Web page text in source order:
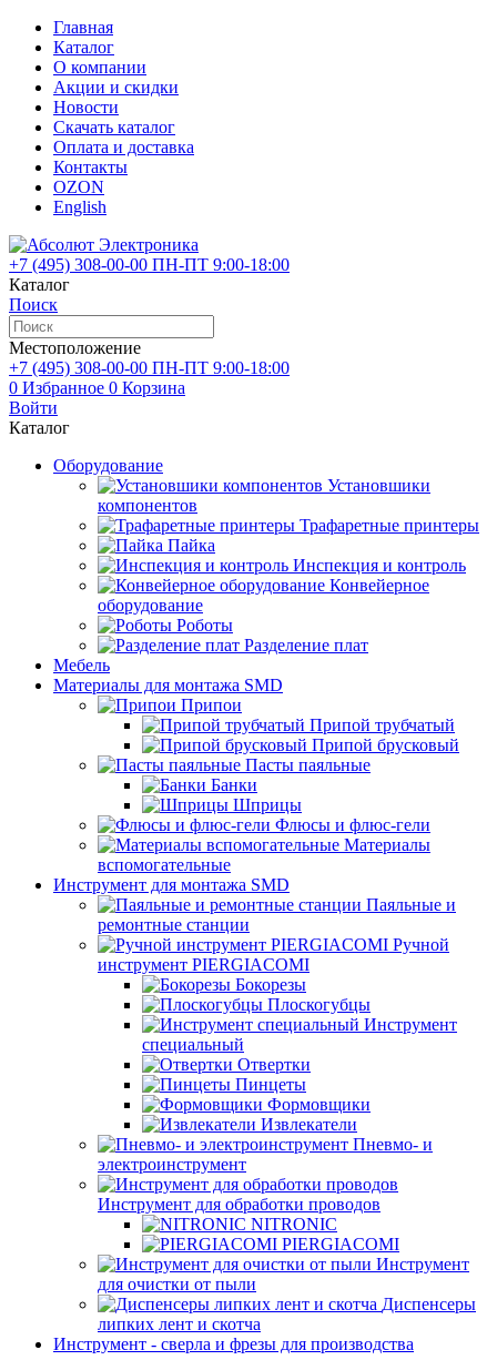
Главная
Каталог
О компании
Акции и скидки
Новости
Скачать каталог
Оплата и доставка
Контакты
OZON
English
+7 (495) 308-00-00 ПН-ПТ 9:00-18:00
Каталог
Поиск
Местоположение
+7 (495) 308-00-00 ПН-ПТ 9:00-18:00
0 Избранное 0 Корзина
Войти
Каталог
Оборудование
Установшики
компонентов
Трафаретные принтеры
Пайка
Инспекция и контроль
Конвейерное
оборудование
Роботы
Разделение плат
Мебель
Материалы для монтажа SMD
Припои
Припой трубчатый
Припой брусковый
Пасты паяльные
Банки
Шприцы
Флюсы и флюс-гели
Материалы
вспомогательные
Инструмент для монтажа SMD
Паяльные и
ремонтные станции
Ручной
инструмент PIERGIACOMI
Бокорезы
Плоскогубцы
Инструмент
специальный
Отвертки
Пинцеты
Формовщики
Извлекатели
Пневмо- и
электроинструмент
Инструмент для обработки проводов
NITRONIC
PIERGIACOMI
Инструмент
для очистки от пыли
Диспенсеры
липких лент и скотча
Инструмент - сверла и фрезы для производства